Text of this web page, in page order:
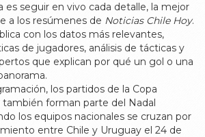
es seguir en vivo cada detalle, la mejor
a los resúmenes de Noticias Chile Hoy.
con los datos más relevantes,
de jugadores, análisis de tácticas y
que explican por qué un gol o una
los partidos de la Copa
forman parte del Nadal
los equipos nacionales se cruzan por
entre Chile y Uruguay el 24 de